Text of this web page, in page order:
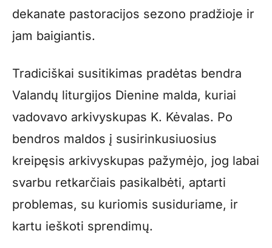
dekanate pastoracijos sezono pradžioje ir
jam baigiantis.
Tradiciškai susitikimas pradėtas bendra
Valandų liturgijos Dienine malda, kuriai
vadovavo arkivyskupas K. Kėvalas. Po
bendros maldos į susirinkusiuosius
kreipęsis arkivyskupas pažymėjo, jog labai
svarbu retkarčiais pasikalbėti, aptarti
problemas, su kuriomis susiduriame, ir
kartu ieškoti sprendimų.